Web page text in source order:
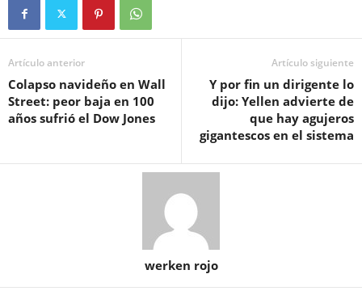
Artículo anterior
Colapso navideño en Wall
Street: peor baja en 100
años sufrió el Dow Jones
Artículo siguiente
Y por fin un dirigente lo
dijo: Yellen advierte de
que hay agujeros
gigantescos en el sistema
werken rojo